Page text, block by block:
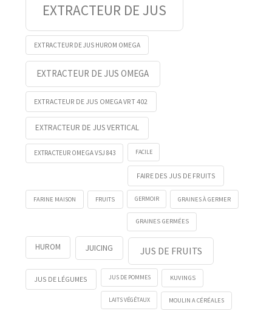
EXTRACTEUR DE JUS
EXTRACTEUR DE JUS HUROM OMEGA
EXTRACTEUR DE JUS OMEGA
EXTRACTEUR DE JUS OMEGA VRT 402
EXTRACTEUR DE JUS VERTICAL
EXTRACTEUR OMEGA VSJ 843 FACILE
FAIRE DES JUS DE FRUITS
FARINE MAISON FRUITS GERMOIR GRAINES À GERMER
GRAINES GERMÉES
HUROM JUICING JUS DE FRUITS
JUS DE LÉGUMES JUS DE POMMES KUVINGS
LAITS VÉGÉTAUX MOULIN A CÉRÉALES